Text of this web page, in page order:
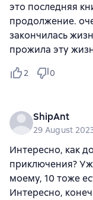
это последняя
продолжение.
закончилась
прожила эту
2 0
ShipAnt
29 August
Интересно, как
приключения?
моему, 10 тоже
Интересно,